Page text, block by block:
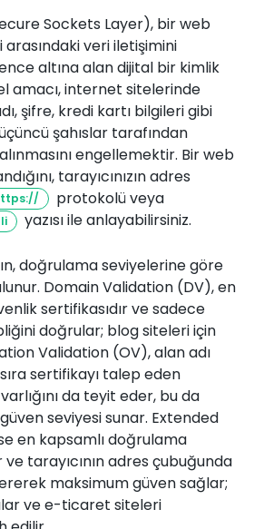
Sockets Layer), bir web
veri iletişimini
altına alan dijital bir kimlik
amacı, internet sitelerinde
şifre, kredi kartı bilgileri gibi
şahıslar tarafından
engellemektir. Bir web
tarayıcınızın adres
protokolü veya
yazısı ile anlayabilirsiniz.
doğrulama seviyelerine göre
Domain Validation (DV), en
sertifikasıdır ve sadece
doğrular; blog siteleri için
Validation (OV), alan adı
sertifikayı talep eden
da teyit eder, bu da
seviyesi sunar. Extended
en kapsamlı doğrulama
tarayıcının adres çubuğunda
maksimum güven sağlar;
ve e-ticaret siteleri